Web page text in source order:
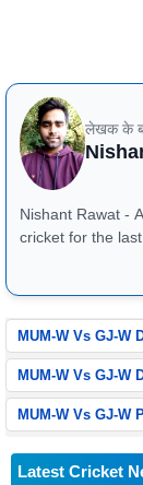
MUM-W vs
लेखक के
Nishant Rawat -
cricket for the
on and they
MUM-W Vs GJ-W
MUM-W Vs GJ-W
MUM-W Vs GJ-W
Latest Cricket